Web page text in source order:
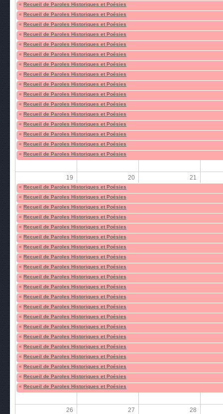
« Recueil de Paroles Historiques et Poésies
« Recueil de Paroles Historiques et Poésies
« Recueil de Paroles Historiques et Poésies
« Recueil de Paroles Historiques et Poésies
« Recueil de Paroles Historiques et Poésies
« Recueil de Paroles Historiques et Poésies
« Recueil de Paroles Historiques et Poésies
« Recueil de Paroles Historiques et Poésies
« Recueil de Paroles Historiques et Poésies
« Recueil de Paroles Historiques et Poésies
« Recueil de Paroles Historiques et Poésies
« Recueil de Paroles Historiques et Poésies
« Recueil de Paroles Historiques et Poésies
« Recueil de Paroles Historiques et Poésies
« Recueil de Paroles Historiques et Poésies
« Recueil de Paroles Historiques et Poésies
19 20 21
« Recueil de Paroles Historiques et Poésies
« Recueil de Paroles Historiques et Poésies
« Recueil de Paroles Historiques et Poésies
« Recueil de Paroles Historiques et Poésies
« Recueil de Paroles Historiques et Poésies
« Recueil de Paroles Historiques et Poésies
« Recueil de Paroles Historiques et Poésies
« Recueil de Paroles Historiques et Poésies
« Recueil de Paroles Historiques et Poésies
« Recueil de Paroles Historiques et Poésies
« Recueil de Paroles Historiques et Poésies
« Recueil de Paroles Historiques et Poésies
« Recueil de Paroles Historiques et Poésies
« Recueil de Paroles Historiques et Poésies
« Recueil de Paroles Historiques et Poésies
« Recueil de Paroles Historiques et Poésies
« Recueil de Paroles Historiques et Poésies
« Recueil de Paroles Historiques et Poésies
« Recueil de Paroles Historiques et Poésies
« Recueil de Paroles Historiques et Poésies
« Recueil de Paroles Historiques et Poésies
26 27 28